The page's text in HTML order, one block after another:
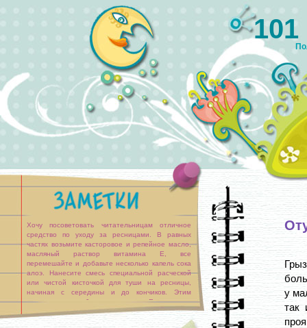
Хочу посоветовать читательницам отличное
средство по уходу за ресницами. В равных
частях возьмите касторовое и репейное масло,
масляный раствор витамина Е, все
перемешайте и добавьте несколько капель сока
алоэ. Нанесите смесь специальной расческой
или чистой кисточкой для туши на ресницы,
начиная с середины и до кончиков. Этим
правилом пренебрегать нельзя. Если смесь
попадет в глаза, [...]
у
так